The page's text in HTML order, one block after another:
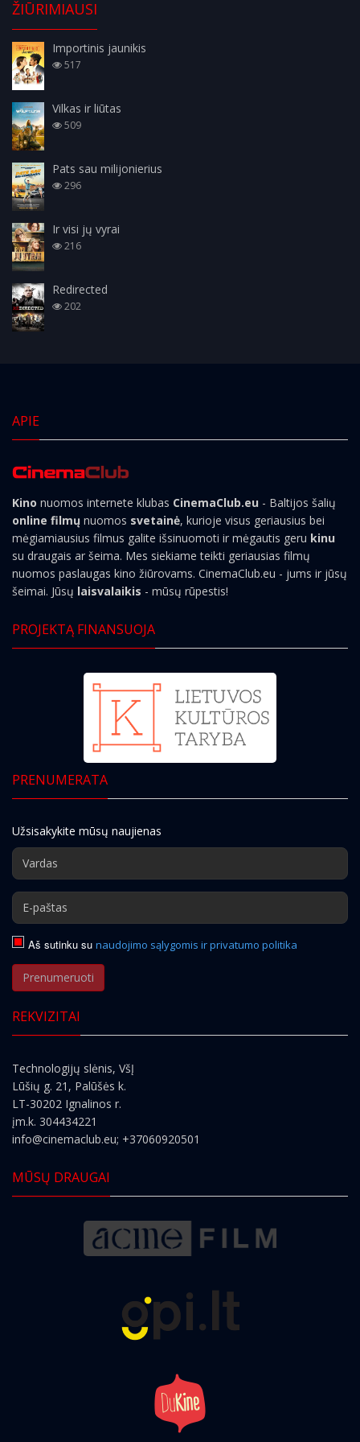
ŽIŪRIMIAUSI
Importinis jaunikis
517
Vilkas ir liūtas
509
Pats sau milijonierius
296
Ir visi jų vyrai
216
Redirected
202
APIE
Kino nuomos internete klubas CinemaClub.eu - Baltijos šalių
online filmų nuomos svetainė, kurioje visus geriausius bei
mėgiamiausius filmus galite išsinuomoti ir mėgautis geru kinu
su draugais ar šeima. Mes siekiame teikti geriausias filmų
nuomos paslaugas kino žiūrovams. CinemaClub.eu - jums ir jūsų
šeimai. Jūsų laisvalaikis - mūsų rūpestis!
PROJEKTĄ FINANSUOJA
PRENUMERATA
Užsisakykite mūsų naujienas
Aš sutinku su naudojimo sąlygomis ir privatumo politika
Prenumeruoti
REKVIZITAI
Technologijų slėnis, VšĮ
Lūšių g. 21, Palūšės k.
LT-30202 Ignalinos r.
įm.k. 304434221
info@cinemaclub.eu; +37060920501
MŪSŲ DRAUGAI